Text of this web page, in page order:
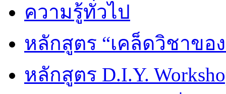
ความรู้ทั่วไป
หลักสูตร “เคล็ดวิชาขอ
หลักสูตร D.I.Y.